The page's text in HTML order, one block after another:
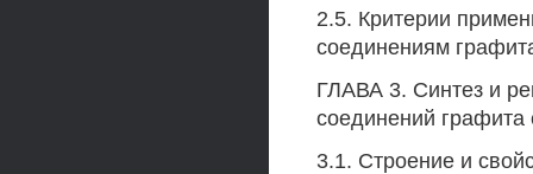
2.5. Критерии
соединениям
ГЛАВА 3. Синтез и
соединений графита
3.1. Строение и